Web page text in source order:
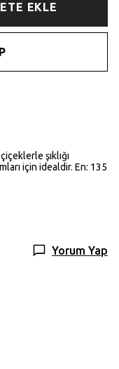
EKLE
şıklığı
için idealdir. En: 135
Yorum Yap